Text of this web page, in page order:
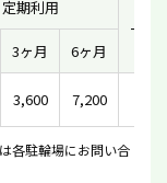
定期利用
一時
3ヶ月 6ヶ月
3,600 7,200
各駐輪場にお問い合